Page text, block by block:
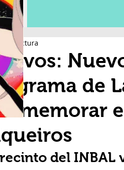
de
de lectura
del INBAL